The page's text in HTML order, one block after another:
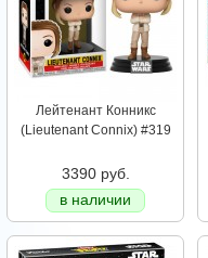
Лейтенант Конникс
(Lieutenant Connix) #319
3390 руб.
в наличии